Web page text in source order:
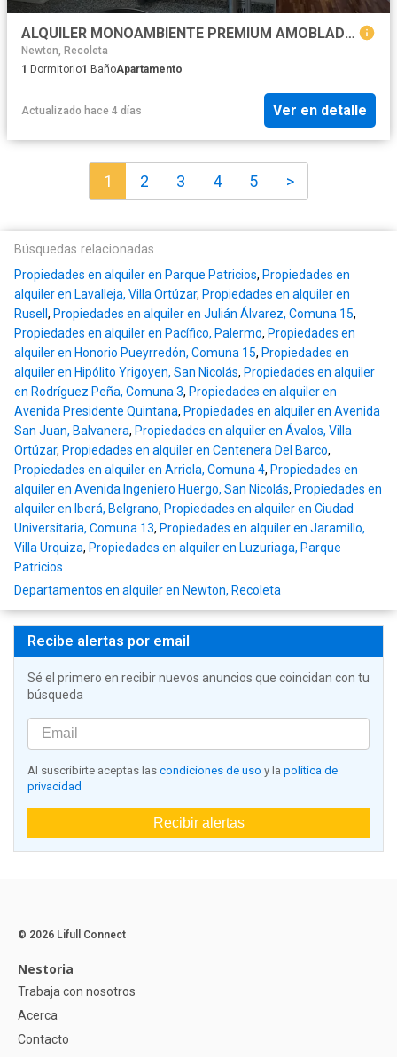
ALQUILER MONOAMBIENTE PREMIUM AMOBLADO PALERMO
Newton, Recoleta
1 Dormitorio1 BañoApartamento
Actualizado hace 4 días Ver en detalle
1 2 3 4 5 >
Búsquedas relacionadas
Propiedades en alquiler en Parque Patricios, Propiedades en
alquiler en Lavalleja, Villa Ortúzar, Propiedades en alquiler en
Rusell , Propiedades en alquiler en Julián Álvarez, Comuna 15,
Propiedades en alquiler en Pacífico, Palermo, Propiedades en
alquiler en Honorio Pueyrredón, Comuna 15, Propiedades en
alquiler en Hipólito Yrigoyen, San Nicolás, Propiedades en alquiler
en Rodríguez Peña, Comuna 3, Propiedades en alquiler en
Avenida Presidente Quintana, Propiedades en alquiler en Avenida
San Juan, Balvanera, Propiedades en alquiler en Ávalos, Villa
Ortúzar, Propiedades en alquiler en Centenera Del Barco,
Propiedades en alquiler en Arriola, Comuna 4, Propiedades en
alquiler en Avenida Ingeniero Huergo, San Nicolás, Propiedades en
alquiler en Iberá, Belgrano, Propiedades en alquiler en Ciudad
Universitaria, Comuna 13, Propiedades en alquiler en Jaramillo,
Villa Urquiza, Propiedades en alquiler en Luzuriaga, Parque
Patricios
Departamentos en alquiler en Newton, Recoleta
Recibe alertas por email
Sé el primero en recibir nuevos anuncios que coincidan con tu
búsqueda
Al suscribirte aceptas las condiciones de uso y la política de
privacidad
Recibir alertas
© 2026 Lifull Connect
Nestoria
Trabaja con nosotros
Acerca
Contacto